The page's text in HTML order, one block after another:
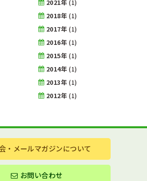
2021年 (1)
2018年 (1)
2017年 (1)
2016年 (1)
2015年 (1)
2014年 (1)
2013年 (1)
2012年 (1)
・メールマガジンについて
お問い合わせ